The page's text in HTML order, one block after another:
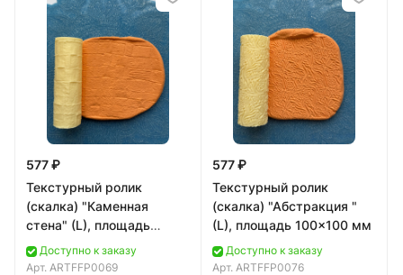
577 ₽
Текстурный ролик
(скалка) "Каменная
стена" (L), площадь
100x100 мм
Доступно к заказу
Арт. ARTFFP0069
577 ₽
Текстурный ролик
(скалка) "Абстракция "
(L), площадь 100x100 мм
Доступно к заказу
Арт. ARTFFP0076